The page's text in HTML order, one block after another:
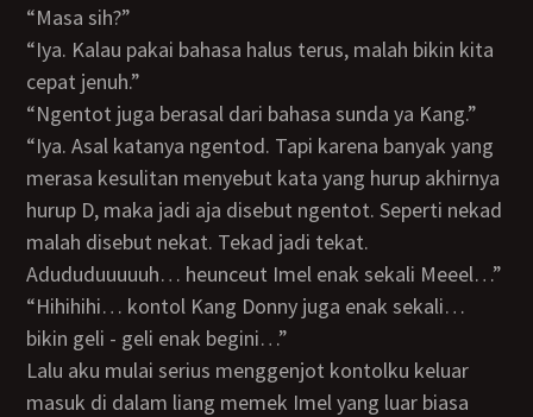
“Masa sih?”
“Iya. Kalau pakai bahasa halus terus, malah bikin kita
cepat jenuh.”
“Ngentot juga berasal dari bahasa sunda ya Kang.”
“Iya. Asal katanya ngentod. Tapi karena banyak yang
merasa kesulitan menyebut kata yang hurup akhirnya
hurup D, maka jadi aja disebut ngentot. Seperti nekad
malah disebut nekat. Tekad jadi tekat.
Adududuuuuuh… heunceut Imel enak sekali Meeel…”
“Hihihihi… kontol Kang Donny juga enak sekali…
bikin geli - geli enak begini…”
Lalu aku mulai serius menggenjot kontolku keluar
masuk di dalam liang memek Imel yang luar biasa